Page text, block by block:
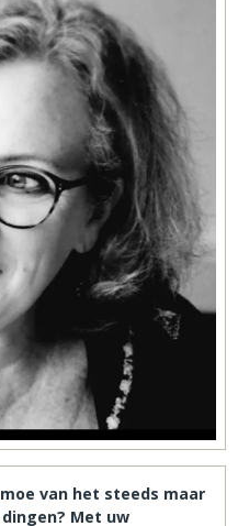
van het steeds maar
Met uw